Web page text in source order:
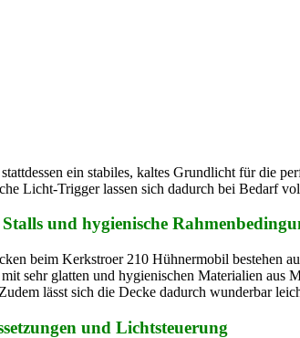
ein stabiles, kaltes Grundlicht für die
Licht-Trigger lassen sich dadurch bei Bedarf
Stalls und hygienische
beim Kerkstroer 210 Hühnermobil bestehen
sehr glatten und hygienischen Materialien
lässt sich die Decke dadurch wunderbar
und Lichtsteuerung